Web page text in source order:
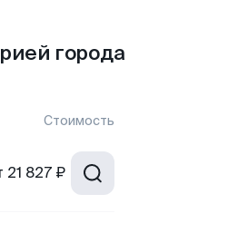
города
Стоимость
21 827 ₽